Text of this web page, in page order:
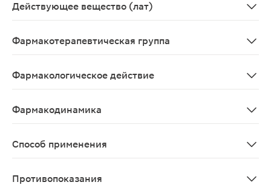
Действующее вещество (лат)
Фармакотерапевтическая группа
Фармакологическое действие
Фармакодинамика
Способ применения
Противопоказания